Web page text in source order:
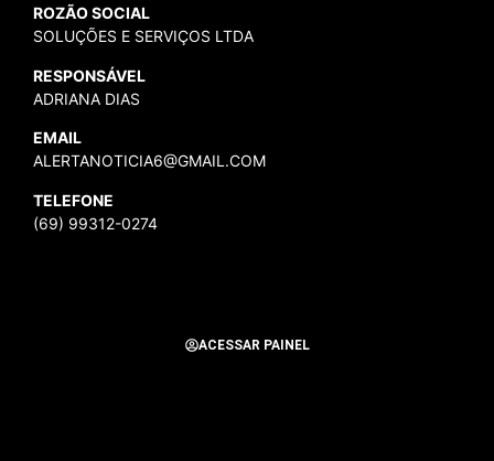
ROZÃO SOCIAL
SOLUÇÕES E SERVIÇOS LTDA
RESPONSÁVEL
ADRIANA DIAS
EMAIL
ALERTANOTICIA6@GMAIL.COM
TELEFONE
(69) 99312-0274
ACESSAR PAINEL